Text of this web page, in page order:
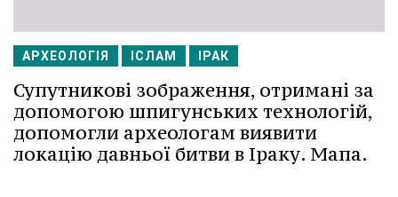
АРХЕОЛОГІЯ ІСЛАМ ІРАК
Супутникові зображення, отримані за
допомогою шпигунських технологій,
допомогли археологам виявити
локацію давньої битви в Іраку. Мапа.